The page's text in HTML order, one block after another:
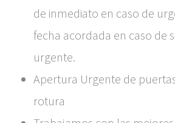
de inmediato en caso de
fecha acordada en caso de
urgente.
Apertura Urgente de
rotura